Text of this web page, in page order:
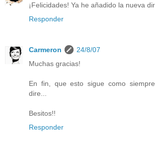
¡Felicidades! Ya he añadido la nueva
Responder
Carmeron
24/8/07
Muchas gracias!
En fin, que esto sigue como
dire...
Besitos!!
Responder